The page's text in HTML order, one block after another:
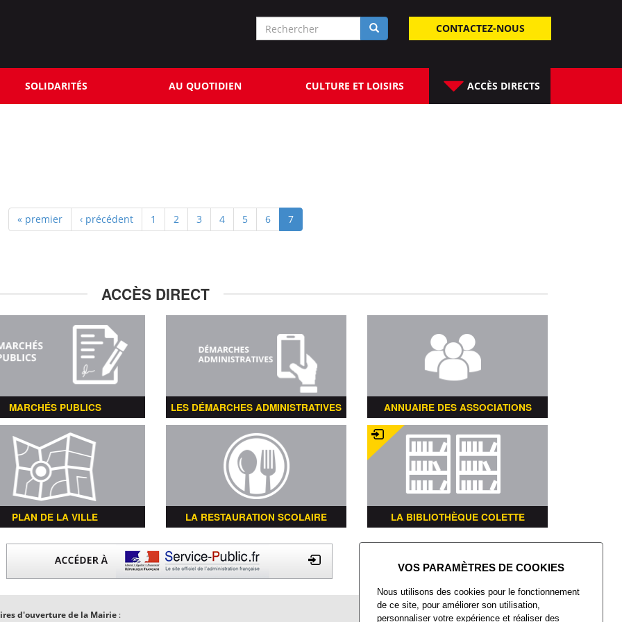
CONTACTEZ-NOUS
Formulaire
recherche
SOLIDARITÉS AU QUOTIDIEN CULTURE ET LOISIRS ACCÈS DIRECTS
« premier ‹ précédent 1 2 3 4 5 6 7
ACCÈS DIRECT
MARCHÉS PUBLICS LES DÉMARCHES ADMINISTRATIVES ANNUAIRE DES ASSOCIATIONS
PLAN DE LA VILLE LA RESTAURATION SCOLAIRE LA BIBLIOTHÈQUE COLETTE
d'ouverture de la Mairie:
Mairie de Villers-Saint-Paul
Nous utilisons des cookies pour le fonctionnement
de ce site, pour améliorer son utilisation,
personnaliser votre expérience et réaliser des